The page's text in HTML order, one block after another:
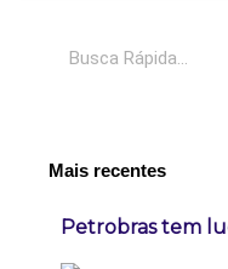
Mais recentes
Petrobras tem